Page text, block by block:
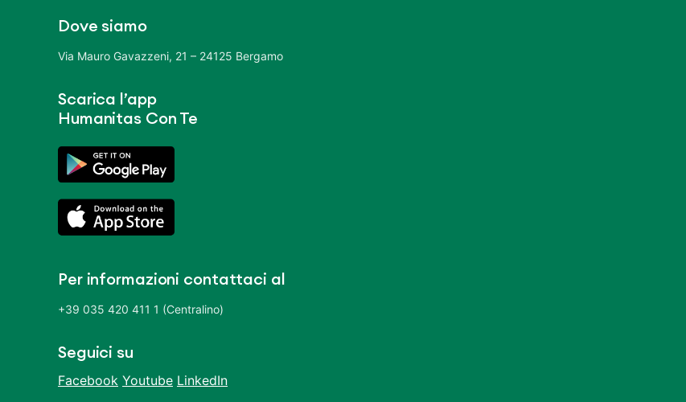
Dove siamo
Via Mauro Gavazzeni, 21 – 24125 Bergamo
Scarica l’app
Humanitas Con Te
Per informazioni contattaci al
+39 035 420 411 1 (Centralino)
Seguici su
Facebook Youtube LinkedIn